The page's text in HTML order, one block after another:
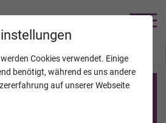
auf TrauerHilfe.it
Cookies verwendet. Einige
benötigt, während es uns andere
auf unserer Webseite
KALENDER VERSTORBENE